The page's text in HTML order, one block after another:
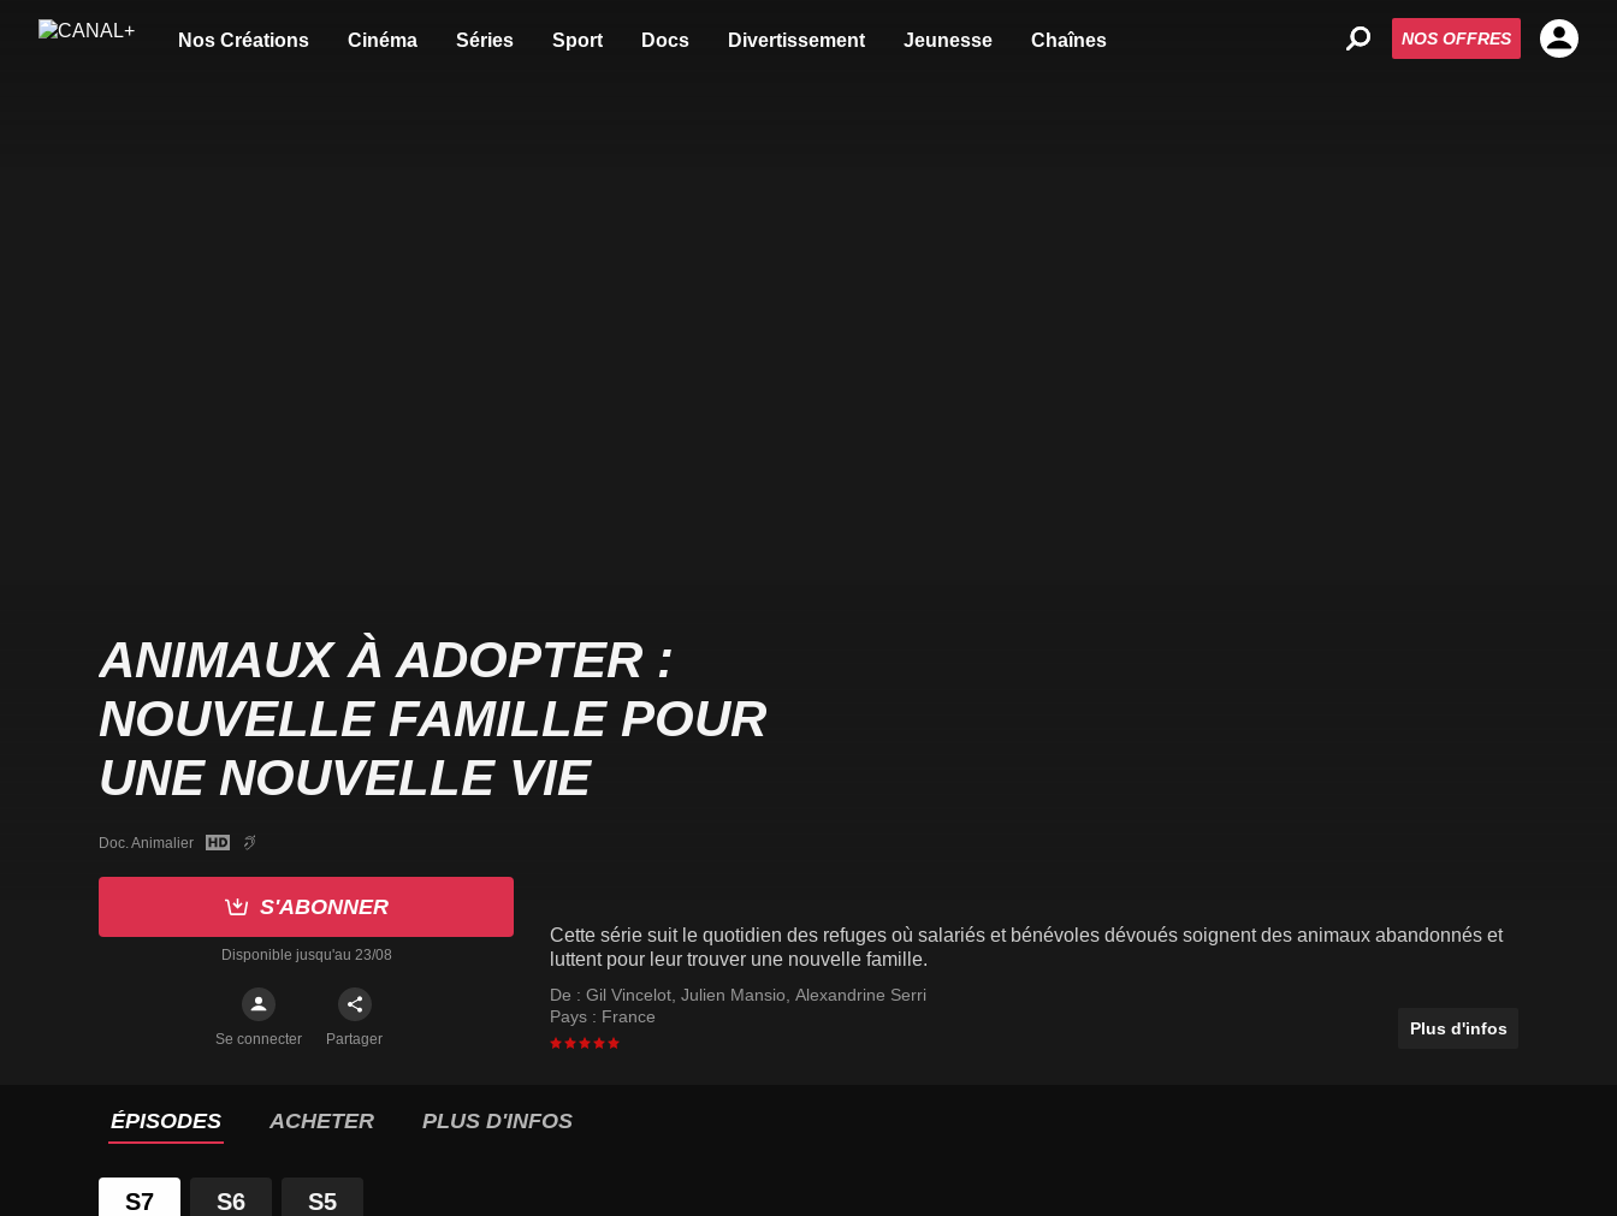
Nos Créations Cinéma Séries Sport Docs Divertissement Jeunesse Chaînes NOS OFFRES
ANIMAUX À ADOPTER :
NOUVELLE FAMILLE POUR
UNE NOUVELLE VIE
Doc. Animalier
S'ABONNER
Disponible jusqu'au 23/08
Se connecter Partager
Cette série suit le quotidien des refuges où salariés et bénévoles dévoués soignent des animaux abandonnés et
luttent pour leur trouver une nouvelle famille.
De : Gil Vincelot Julien Mansio Alexandrine Serri
Pays : France
Plus d'infos
ÉPISODES ACHETER PLUS D'INFOS
S7 S6 S5